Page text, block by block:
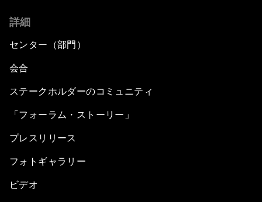
詳細
センター（部門）
会合
ステークホルダーのコミュニティ
「フォーラム・ストーリー」
プレスリリース
フォトギャラリー
ビデオ